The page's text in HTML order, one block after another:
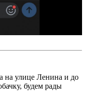
на улице Ленина и до
будем рады